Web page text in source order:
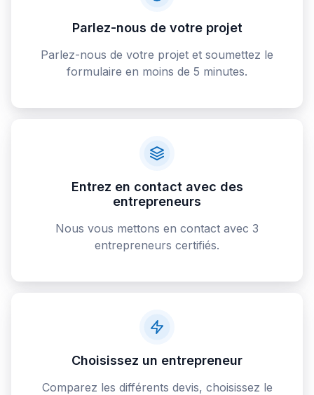
Parlez-nous de votre projet
Parlez-nous de votre projet et soumettez le
formulaire en moins de 5 minutes.
Entrez en contact avec des
entrepreneurs
Nous vous mettons en contact avec 3
entrepreneurs certifiés.
Choisissez un entrepreneur
Comparez les différents devis, choisissez le